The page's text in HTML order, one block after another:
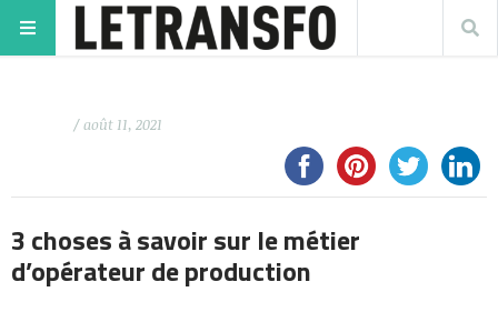
/ août 11, 2021
3 choses à savoir sur le métier
d’opérateur de production